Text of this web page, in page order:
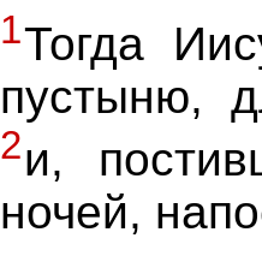
1Тогда
пустыню,
2и,
ночей,